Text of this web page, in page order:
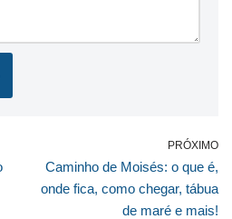
PRÓXIMO
Caminho de Moisés: o que é,
onde fica, como chegar, tábua
de maré e mais!